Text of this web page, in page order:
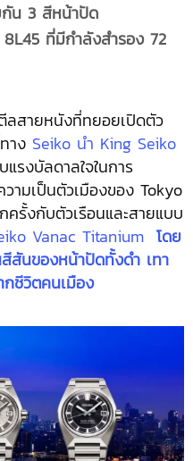
กัน 3 สีหน้าปัด
8L45 ที่มีกำลังสำรอง 72
ลสายหนังที่ทยอยเปิดตัว
าง Seiko นำ King Seiko
รงบัลดาลใจในการ
ามเป็นตัวเมืองของ Tokyo
รั้งกับตัวเรือนและสายแบบ
Vanac Titanium โดย
สันของหน้าปัดทั้งดำ เทา
กชีวิตคนเมือง